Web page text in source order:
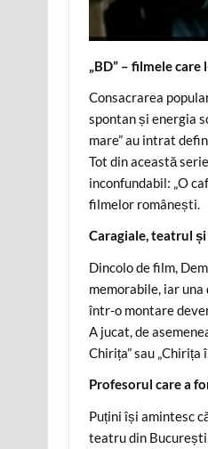
„BD” – filmele
Consacrarea
spontan și energia
mare” au intrat
Tot din această
inconfundabil: „O
filmelor românești.
Caragiale, teatrul
Dincolo de film,
memorabile, iar
într-o montare
A jucat, de
Chirița” sau
Profesorul care a
Puțini își amintesc
teatru din